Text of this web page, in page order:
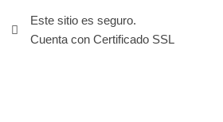
Este sitio es seguro.
Cuenta con Certificado SSL